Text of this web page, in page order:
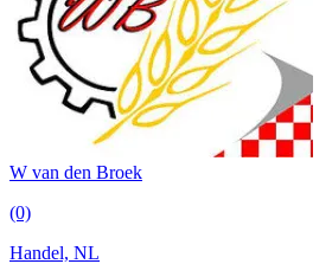
W van den Broek
(0)
Handel, NL